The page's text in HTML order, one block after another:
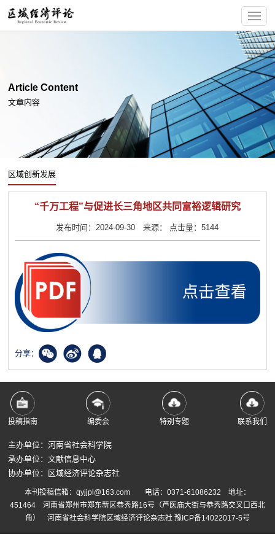
Article Content
文章内容
区域创新发展
“千万工程”与促进长三角地区共同富裕逻辑研究
发布时间：2024-09-30 来源： 点击量：5144
分享：
投稿指南 编委会 特别专题 联系我们
主办单位：河南省社会科学院
承办单位：文献信息中心
协办单位：区域经济评论杂志社
本刊投稿信箱：qyjjpl@163.com 电话：0371-61086232 地址：
451464 河南省郑州市郑东新区恭秀路16号（芦医庙大街与恭秀路交叉口西北
角） 河南省社会科学院区域经济评论杂志社 豫ICP备14022017-5号